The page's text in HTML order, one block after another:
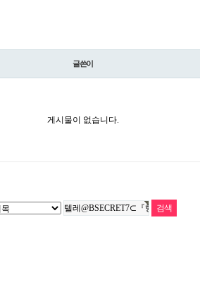
글쓴이
게시물이 없습니다.